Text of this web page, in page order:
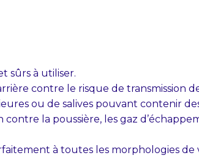
sûrs à utiliser.
contre le risque de transmission
ou de salives pouvant contenir
la poussière, les gaz
à toutes les morphologies de